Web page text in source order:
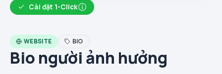
Cài đặt 1-Click
WEBSITE BIO
Bio người ảnh hưởng